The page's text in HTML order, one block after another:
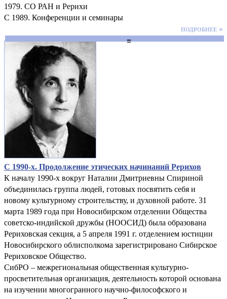
1979. СО РАН и Рерихи
С 1989. Конференции и семинары
подробнее »
≡
С 1990-х. Продолжение этических начинаний Рерихов
К началу 1990-х вокруг Наталии Дмитриевны Спириной
объединилась группа людей, готовых посвятить себя и
новому культурному строительству, и духовной работе. 31
марта 1989 года при Новосибирском отделении Общества
советско-индийской дружбы (НООСИД) была образована
Рериховская секция, а 5 апреля 1991 г. отделением юстиции
Новосибирского облисполкома зарегистрировано Сибирское
Рериховское Общество.
СибРО – межрегиональная общественная культурно-
просветительная организация, деятельность которой основана
на изучении многогранного научно-философского и